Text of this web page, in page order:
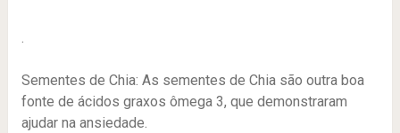
.
Sementes de Chia: As sementes de Chia são outra boa
fonte de ácidos graxos ômega 3, que demonstraram
ajudar na ansiedade.